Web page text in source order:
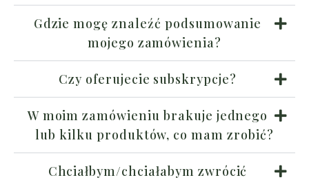
Gdzie mogę znaleźć podsumowanie
mojego zamówienia?
Czy oferujecie subskrypcje?
W moim zamówieniu brakuje jednego
lub kilku produktów, co mam zrobić?
Chciałbym/chciałabym zwrócić